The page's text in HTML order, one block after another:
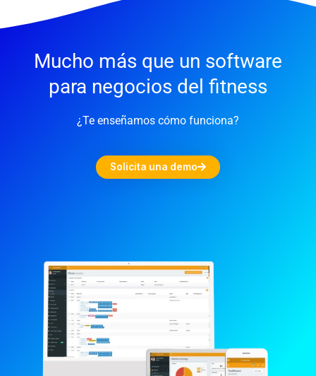
Mucho más que un software
para negocios del fitness
¿Te enseñamos cómo funciona?
Solicita una demo